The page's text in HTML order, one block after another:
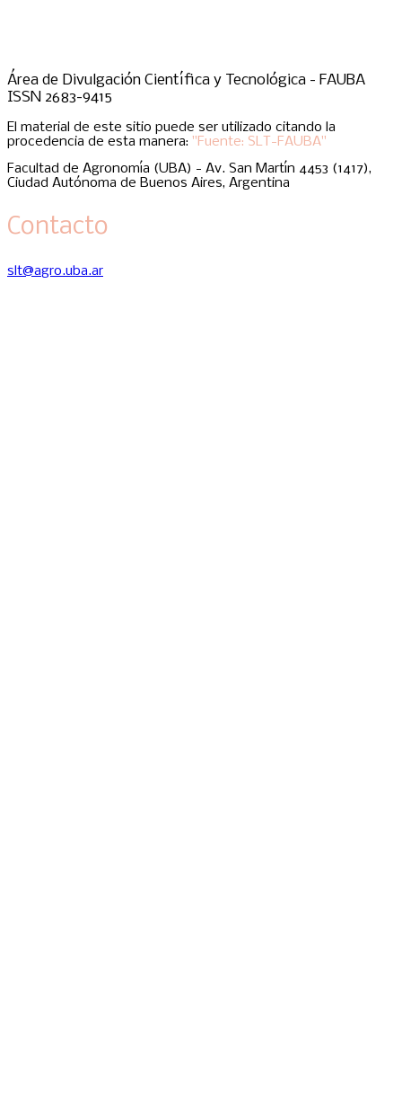
Área de Divulgación Científica y Tecnológica - FAUBA
ISSN 2683-9415
El material de este sitio puede ser utilizado citando la
procedencia de esta manera: "Fuente: SLT-FAUBA"
Facultad de Agronomía (UBA) - Av. San Martín 4453 (1417),
Ciudad Autónoma de Buenos Aires, Argentina
Contacto
slt@agro.uba.ar